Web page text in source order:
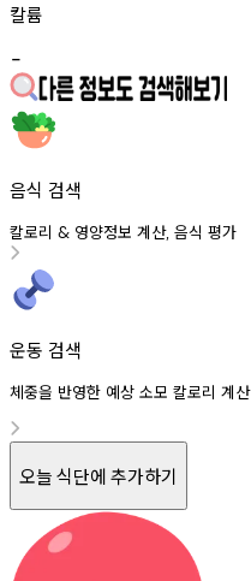
칼륨
-
음식 검색
칼로리 & 영양정보 계산, 음식 평가
운동 검색
체중을 반영한 예상 소모 칼로리 계산
오늘 식단에 추가하기